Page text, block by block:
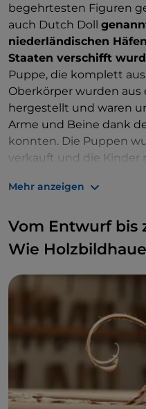
begehrtesten Figuren
auch Dutch Doll
niederländischen
Staaten verschifft
Puppe, die komplett
Oberkörper wurden
hergestellt und waren
Arme und Beine dank
konnten. Die Puppen
verkauft und die Kinder
Mehr anzeigen
Vom Entwurf bis
Wie